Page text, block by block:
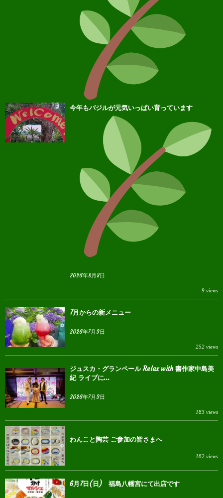
今年もバジルが元気いっぱい育っています
2026年8月8日
9 views
7月からの新メニュー
2026年7月3日
252 views
ジュスカ・グランペール Relax with 書作家中島美
紀 ライブに...
2026年7月3日
183 views
わんこと陶芸 ご参加の皆さまへ
182 views
6月7日(日) 福島八幡宮にて出店です